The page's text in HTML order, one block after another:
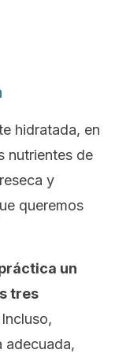
hidratada, en
nutrientes de
y
queremos
un
tres
adecuada,